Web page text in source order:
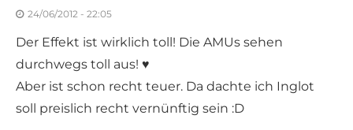
24/06/2012 - 22:05
Der Effekt ist wirklich toll! Die AMUs sehen
durchwegs toll aus! ♥
Aber ist schon recht teuer. Da dachte ich Inglot
soll preislich recht vernünftig sein :D